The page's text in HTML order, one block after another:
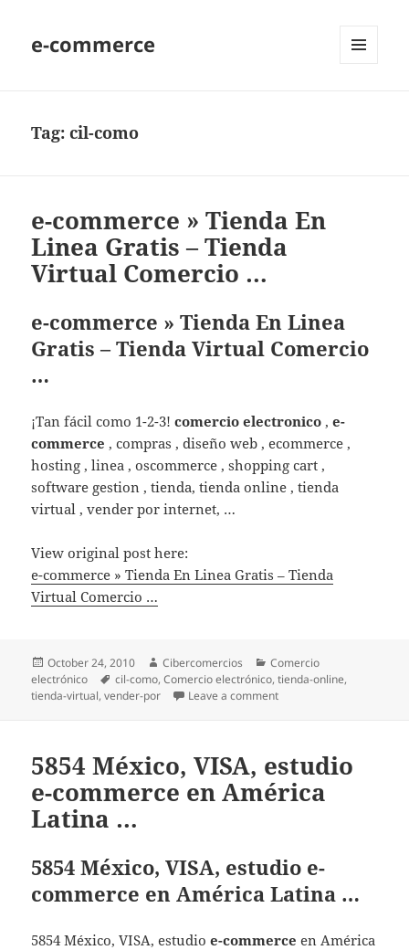
e-commerce
Tag:cil-como
e-commerce » Tienda En
Linea Gratis – Tienda
Virtual Comercio …
e-commerce » Tienda En Linea
Gratis – Tienda Virtual Comercio
…
¡Tan fácil como 1-2-3!comercio electronico ,e-
commerce , compras , diseño web , ecommerce ,
hosting , linea , oscommerce , shopping cart ,
software gestion , tienda, tienda online , tienda
virtual , vender por internet, …
View original post here:
e-commerce » Tienda En Linea Gratis – Tienda
Virtual Comercio …
Posted
on
October 24, 2010 Author
Cibercomercios Categories
Comercio
electrónico
Tags
cil-como,Comercio electrónico,tienda-online,
tienda-virtual,vender-por Leave a comment
5854 México, VISA, estudio
e-commerce en América
Latina …
5854 México, VISA, estudio e-
commerce en América Latina …
5854 México, VISA, estudioe-commerce en América